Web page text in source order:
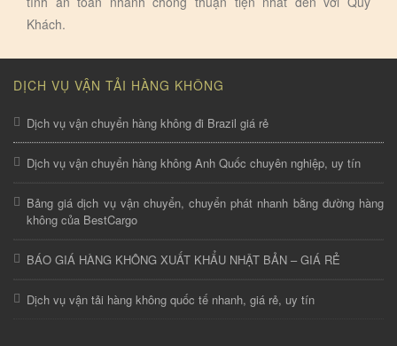
Khách.
DỊCH VỤ VẬN TẢI HÀNG KHÔNG
Dịch vụ vận chuyển hàng không đi Brazil giá rẻ
Dịch vụ vận chuyển hàng không Anh Quốc chuyên nghiệp, uy tín
Bảng giá dịch vụ vận chuyển, chuyển phát nhanh bằng đường hàng
không của BestCargo
BÁO GIÁ HÀNG KHÔNG XUẤT KHẨU NHẬT BẢN – GIÁ RẺ
Dịch vụ vận tải hàng không quốc tế nhanh, giá rẻ, uy tín